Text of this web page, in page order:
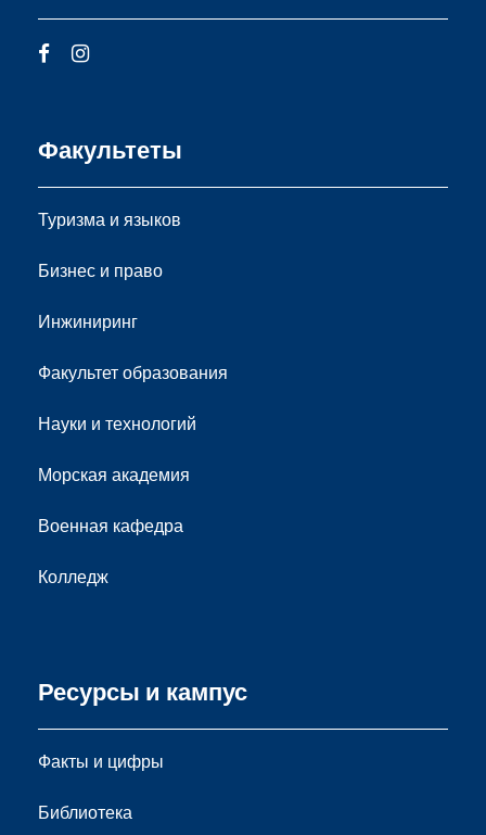
Факультеты
Туризма и языков
Бизнес и право
Инжиниринг
Факультет образования
Науки и технологий
Морская академия
Военная кафедра
Колледж
Ресурсы и кампус
Факты и цифры
Библиотека